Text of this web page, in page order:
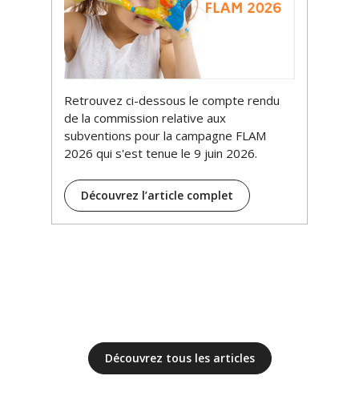
Retrouvez ci-dessous le compte rendu
de la commission relative aux
subventions pour la campagne FLAM
2026 qui s'est tenue le 9 juin 2026.
Découvrez l’article complet
Découvrez tous les articles